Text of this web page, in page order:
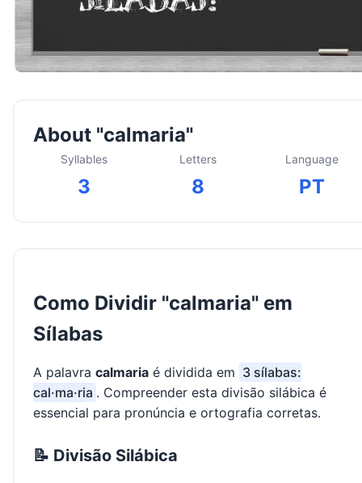
About "calmaria"
Syllables
3
Letters
8
Language
PT
Como Dividir "calmaria" em
Sílabas
A palavra calmaria é dividida em 3 sílabas:
cal·ma·ria . Compreender esta divisão silábica é
essencial para pronúncia e ortografia corretas.
📝 Divisão Silábica